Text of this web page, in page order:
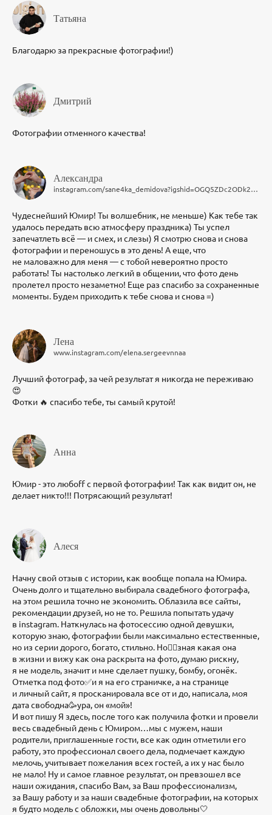
Татьяна
Благодарю за прекрасные фотографии!)
Дмитрий
Фотографии отменного качества!
Александра
instagram.com/sane4ka_demidova?igshid=OGQ5ZDc2ODk2ZA==
Чудеснейший Юмир! Ты волшебник, не меньше) Как тебе так
удалось передать всю атмосферу праздника) Ты успел
запечатлеть всё — и смех, и слезы) Я смотрю снова и снова
фотографии и переношусь в это день! А еще, что
не маловажно для меня — с тобой невероятно просто
работать! Ты настолько легкий в общении, что фото день
пролетел просто незаметно! Еще раз спасибо за сохраненные
моменты. Будем приходить к тебе снова и снова =)
Лена
www.instagram.com/elena.sergeevnnaa
Лучший фотограф, за чей результат я никогда не переживаю
😍
Фотки 🔥 спасибо тебе, ты самый крутой!
Анна
Юмир - это любоff с первой фотографии! Так как видит он, не
делает никто!!! Потрясающий результат!
Алеся
Начну свой отзыв с истории, как вообще попала на Юмира.
Очень долго и тщательно выбирала свадебного фотографа,
на этом решила точно не экономить. Облазила все сайты,
рекомендации друзей, но не то. Решила попытать удачу
в instagram. Наткнулась на фотосессию одной девушки,
которую знаю, фотографии были максимально естественные,
но из серии дорого, богато, стильно. Но☝🏽зная какая она
в жизни и вижу как она раскрыта на фото, думаю рискну,
я не модель, значит и мне сделает пушку, бомбу, огонёк.
Отметка под фото✅и я на его страничке, а на странице
и личный сайт, я просканировала все от и до, написала, моя
дата свободна🥳ура, он «мой»!
И вот пишу Я здесь, после того как получила фотки и провели
весь свадебный день с Юмиром…мы с мужем, наши
родители, приглашенные гости, все как один отметили его
работу, это профессионал своего дела, подмечает каждую
мелочь, учитывает пожелания всех гостей, а их у нас было
не мало! Ну и самое главное результат, он превзошел все
наши ожидания, спасибо Вам, за Ваш профессионализм,
за Вашу работу и за наши свадебные фотографии, на которых
я будто модель с обложки, мы очень довольны🤍